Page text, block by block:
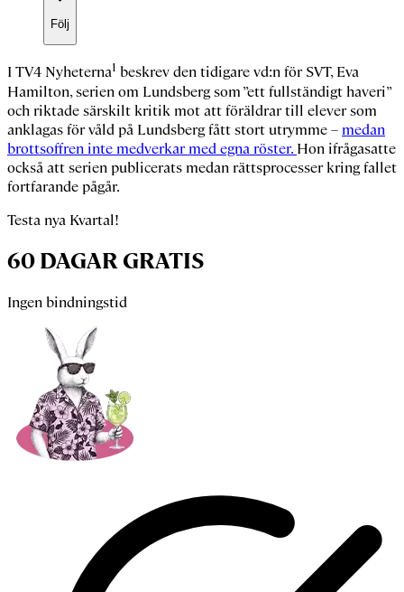
Följ
I TV4 Nyheterna1 beskrev den tidigare vd:n för SVT,Eva
Hamilton,serien om Lundsberg som ”ett fullständigt haveri”
och riktade särskilt kritik mot att föräldrar till elever som
anklagas för våld på Lundsberg fått stort utrymme –medan
brottsoffren inte medverkar med egna röster. Hon ifrågasatte
också att serien publicerats medan rättsprocesser kring fallet
fortfarande pågår.
Testa nya Kvartal!
60 DAGAR GRATIS
Ingen bindningstid